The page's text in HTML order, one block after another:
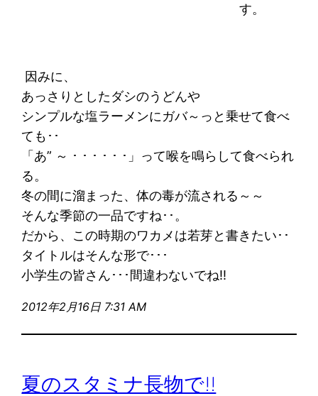
す。
因みに、
あっさりとしたダシのうどんや
シンプルな塩ラーメンにガバ～っと乗せて食べ
ても･･
「あ” ～ ･ ･ ･ ･ ･ ･」って喉を鳴らして食べられ
る。
冬の間に溜まった、体の毒が流される～～
そんな季節の一品ですね･･。
だから、この時期のワカメは若芽と書きたい･･
タイトルはそんな形で･･･
小学生の皆さん･･･間違わないでね!!
2012年2月16日 7:31 AM
夏のスタミナ長物で!!